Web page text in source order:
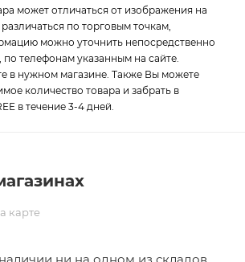
может отличаться от изображения на
по торговым точкам,
можно уточнить непосредственно
по телефонам указанным на сайте.
в нужном магазине. Также Вы можете
количество товара и забрать в
в течение 3-4 дней.
карте
ни на одном из складов